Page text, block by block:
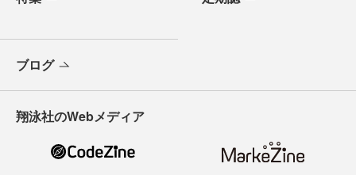
ブログ
翔泳社のWebメディア